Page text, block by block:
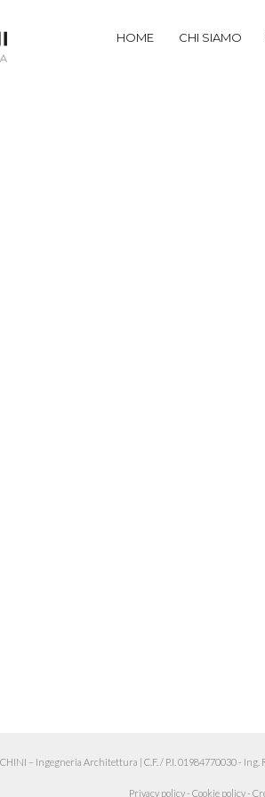
HOME CHI SIAMO
– Ingegneria Architettura | C.F. / P.I. 01984770030 -
Privacy policy- Cookie policy-